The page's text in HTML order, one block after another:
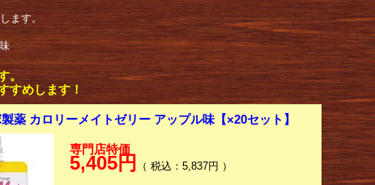
ます。
。
すめします！
製薬 カロリーメイトゼリー アップル味【×20セット】
専門店特価
5,405円 （ 税込：5,837円 ）